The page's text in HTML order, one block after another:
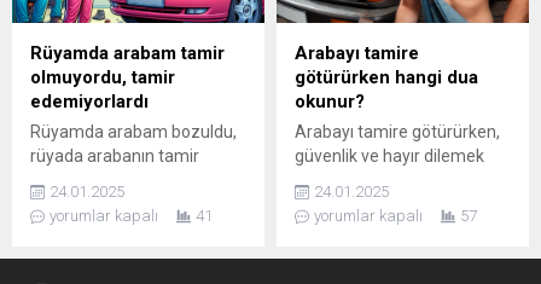
Rüyamda arabam tamir
olmuyordu, tamir
edemiyorlardı
Rüyamda arabam bozuldu,
rüyada arabanın tamir
hayatındaki ilerleme ve
kontrol noktasını işaret eder.
24.01.2025
yorumlar kapalı
41
Arabayı tamire
götürürken hangi dua
okunur?
Arabayı tamire götürürken,
güvenlik ve hayır dilemek
olarak bir Fatiha Suresi
okuyarak hayır ve bereket
24.01.2025
yorumlar kapalı
57